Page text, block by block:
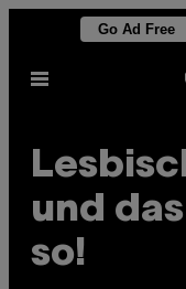
content
Go Ad Free
Open
und
so!